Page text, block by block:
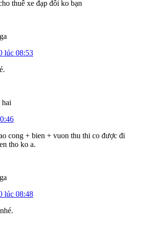
thuê xe đạp đôi ko bạn
lúc 08:53
cong + bien + vuon thu thi co được đi
tho ko a.
lúc 08:48